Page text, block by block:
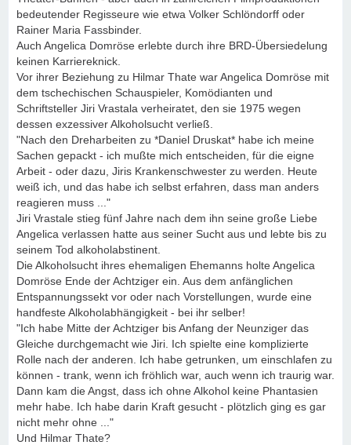
bedeutender Regisseure wie etwa Volker Schlöndorff oder
Rainer Maria Fassbinder.
Auch Angelica Domröse erlebte durch ihre BRD-Übersiedelung
keinen Karriereknick.
Vor ihrer Beziehung zu Hilmar Thate war Angelica Domröse mit
dem tschechischen Schauspieler, Komödianten und
Schriftsteller Jiri Vrastala verheiratet, den sie 1975 wegen
dessen exzessiver Alkoholsucht verließ.
"Nach den Dreharbeiten zu *Daniel Druskat* habe ich meine
Sachen gepackt - ich mußte mich entscheiden, für die eigne
Arbeit - oder dazu, Jiris Krankenschwester zu werden. Heute
weiß ich, und das habe ich selbst erfahren, dass man anders
reagieren muss ..."
Jiri Vrastale stieg fünf Jahre nach dem ihn seine große Liebe
Angelica verlassen hatte aus seiner Sucht aus und lebte bis zu
seinem Tod alkoholabstinent.
Die Alkoholsucht ihres ehemaligen Ehemanns holte Angelica
Domröse Ende der Achtziger ein. Aus dem anfänglichen
Entspannungssekt vor oder nach Vorstellungen, wurde eine
handfeste Alkoholabhängigkeit - bei ihr selber!
"Ich habe Mitte der Achtziger bis Anfang der Neunziger das
Gleiche durchgemacht wie Jiri. Ich spielte eine komplizierte
Rolle nach der anderen. Ich habe getrunken, um einschlafen zu
können - trank, wenn ich fröhlich war, auch wenn ich traurig war.
Dann kam die Angst, dass ich ohne Alkohol keine Phantasien
mehr habe. Ich habe darin Kraft gesucht - plötzlich ging es gar
nicht mehr ohne ..."
Und Hilmar Thate?